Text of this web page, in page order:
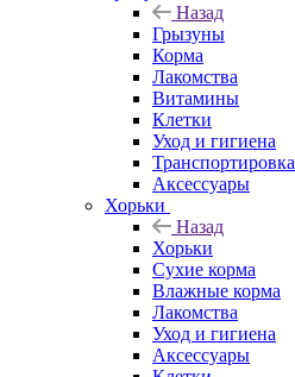
Назад
Грызуны
Корма
Лакомства
Витамины
Клетки
Уход и гигиена
Транспортировка
Аксессуары
Хорьки
Назад
Хорьки
Сухие корма
Влажные корма
Лакомства
Уход и гигиена
Аксессуары